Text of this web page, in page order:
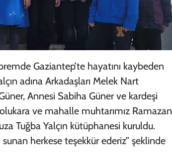
Gaziantep’te hayatını kaybeden
adına Arkadaşları Melek Nart
Annesi Sabiha Güner ve kardeşi
ve mahalle muhtarımız Ramazan
Tuğba Yalçın kütüphanesi kuruldu.
sunan herkese teşekkür ederiz” şeklinde